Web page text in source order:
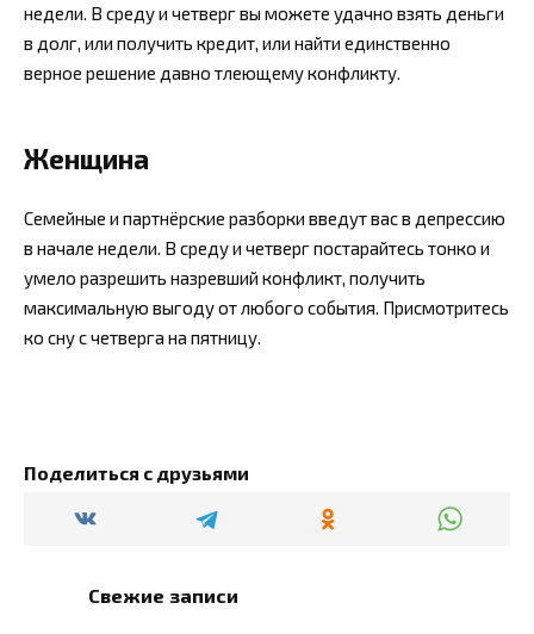
недели. В среду и четверг вы можете удачно взять деньги
в долг, или получить кредит, или найти единственно
верное решение давно тлеющему конфликту.
Женщина
Семейные и партнёрские разборки введут вас в депрессию
в начале недели. В среду и четверг постарайтесь тонко и
умело разрешить назревший конфликт, получить
максимальную выгоду от любого события. Присмотритесь
ко сну с четверга на пятницу.
Поделиться с друзьями
Свежие записи